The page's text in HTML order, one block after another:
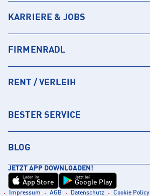
KARRIERE & JOBS
FIRMENRADL
RENT / VERLEIH
BESTER SERVICE
BLOG
JETZT APP DOWNLOADEN!
Laden im
App Store
Jetzt bei
Google Play
Impressum AGB Datenschutz Cookie Policy